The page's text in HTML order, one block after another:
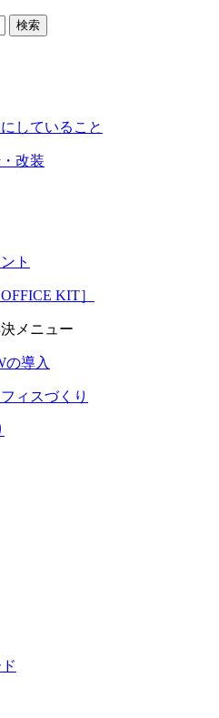
検索
していること
改装
ト
KIT］
メニュー
の導入
ィスづくり